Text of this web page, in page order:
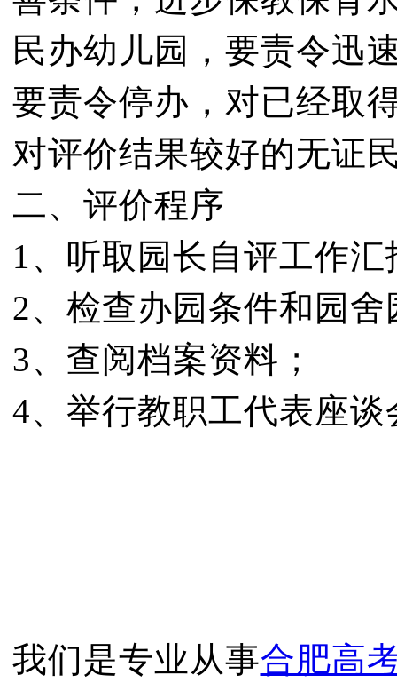
民办幼儿园，要责令迅
要责令停办，对已经取
对评价结果较好的无证
二、评价程序
1、听取园长自评工作汇
2、检查办园条件和园舍
3、查阅档案资料；
4、举行教职工代表座
我们是专业从事合肥高